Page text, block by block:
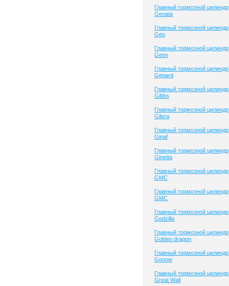
Главный тормозной цилиндр
Genata
Главный тормозной цилиндр
Geo
Главный тормозной цилиндр
Geon
Главный тормозной цилиндр
Gepard
Главный тормозной цилиндр
Gibbs
Главный тормозной цилиндр
Gilera
Главный тормозной цилиндр
Ginaf
Главный тормозной цилиндр
Ginetta
Главный тормозной цилиндр
GMC
Главный тормозной цилиндр
GMC
Главный тормозной цилиндр
Godzilla
Главный тормозной цилиндр
Golden dragon
Главный тормозной цилиндр
Gonow
Главный тормозной цилиндр
Great Wall